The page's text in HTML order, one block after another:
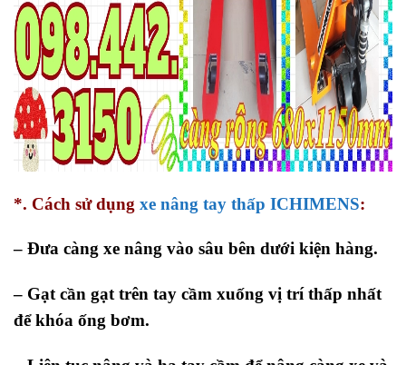
*. Cách sử dụng xe nâng tay thấp ICHIMENS:
– Đưa càng xe nâng vào sâu bên dưới kiện hàng.
– Gạt cần gạt trên tay cầm xuống vị trí thấp nhất
để khóa ống bơm.